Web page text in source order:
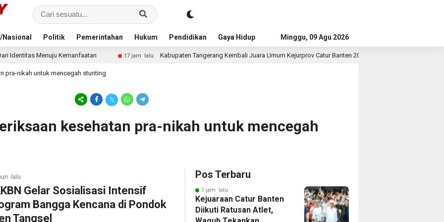
Politik Pemerintahan Hukum Pendidikan Gaya Hidup Advertorial
Minggu, 09 Agu 2026
Kemanfaatan 17 jam lalu Kabupaten Tangerang Kembali Juara Umum Kejurprov Catur Banten 2026, Raih 24 Medali
pra-nikah untuk mencegah stunting
kesehatan pra-nikah untuk mencegah
lalu
Gelar Sosialisasi Intensif
Bangga Kencana di Pondok
Tangsel
Pos Terbaru
7 jam lalu
Kejuaraan Catur Banten
Diikuti Ratusan Atlet,